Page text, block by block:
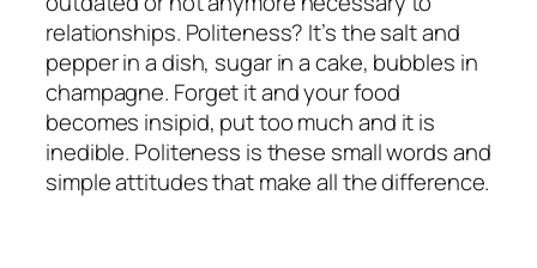
relationships. Politeness? It’s the salt and
pepper in a dish, sugar in a cake, bubbles in
champagne. Forget it and your food
becomes insipid, put too much and it is
inedible. Politeness is these small words and
simple attitudes that make all the difference.